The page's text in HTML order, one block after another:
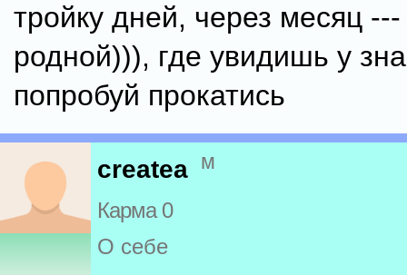
тройку дней, через месяц ---
родной))), где увидишь у
попробуй прокатись
createa м
Карма 0
О себе